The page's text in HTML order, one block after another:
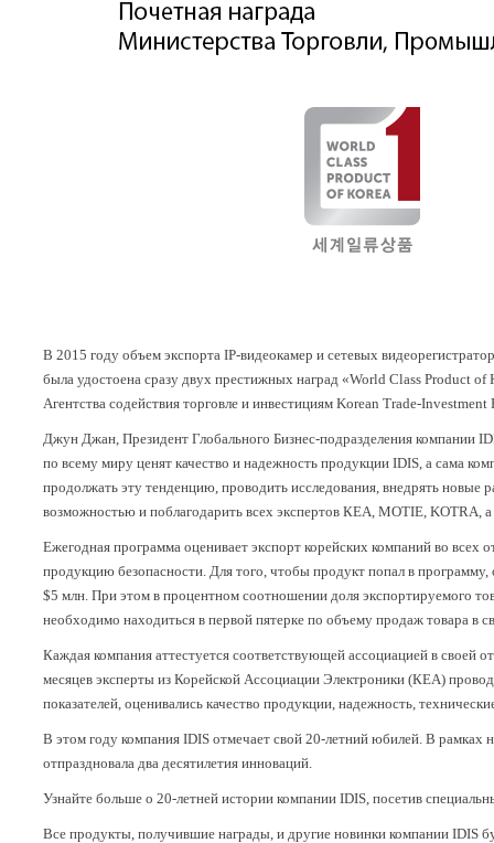
В 2015 году объем экспорта IP-видеокамер и сетевых
была удостоена сразу двух престижных наград «World Class Product
Агентства содействия торговле и инвестициям Korean Trade-
Джун Джан, Президент Глобального Бизнес-подразделения компании
по всему миру ценят качество и надежность продукции IDIS, а сама
продолжать эту тенденцию, проводить исследования, внедрять
возможностью и поблагодарить всех экспертов КЕА, MOTIE, KOTRA,
Ежегодная программа оценивает экспорт корейских компаний во
продукцию безопасности. Для того, чтобы продукт попал в
$5 млн. При этом в процентном соотношении доля экспортируемого
необходимо находиться в первой пятерке по объему продаж товара в
Каждая компания аттестуется соответствующей ассоциацией в своей
месяцев эксперты из Корейской Ассоциации Электроники (КЕА)
показателей, оценивались качество продукции, надежность,
В этом году компания IDIS отмечает свой 20-летний юбилей. В
отпраздновала два десятилетия инноваций.
Узнайте больше о 20-летней истории компании IDIS, посетив
Все продукты, получившие награды, и другие новинки компании IDIS